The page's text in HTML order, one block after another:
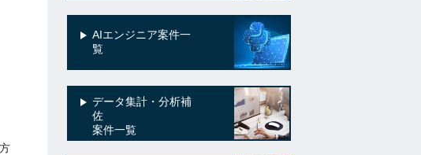
AIエンジニア案件一
覧
データ集計・分析補
佐
案件一覧